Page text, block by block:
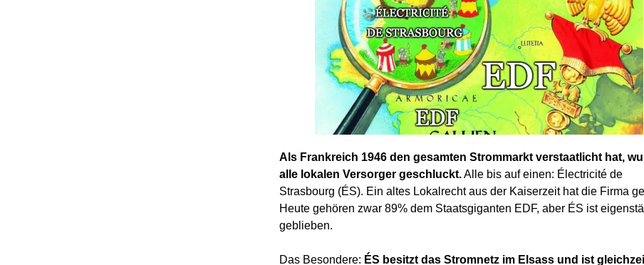
Als Frankreich 1946 den gesamten Strommarkt verstaatlicht hat,
alle lokalen Versorger geschluckt.Alle bis auf einen: Électricité de
Strasbourg (ÉS). Ein altes Lokalrecht aus der Kaiserzeit hat die Firma
Heute gehören zwar 89% dem Staatsgiganten EDF, aber ÉS ist
geblieben.
Das Besondere: ÉS besitzt das Stromnetz im Elsass und ist